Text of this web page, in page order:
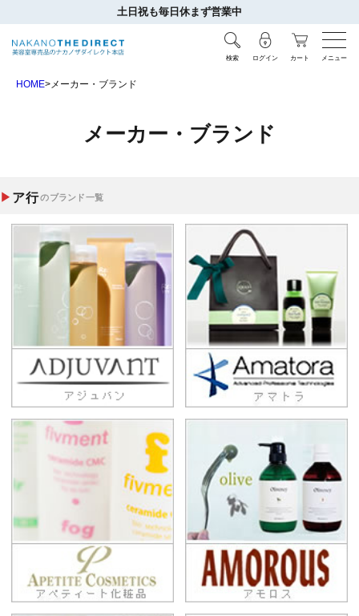
土日祝も毎日休まず営業中
検索 ログイン カート メニュー
HOME メーカー・ブランド
メーカー・ブランド
ア行